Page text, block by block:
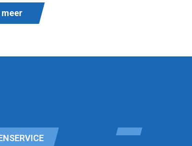
meer